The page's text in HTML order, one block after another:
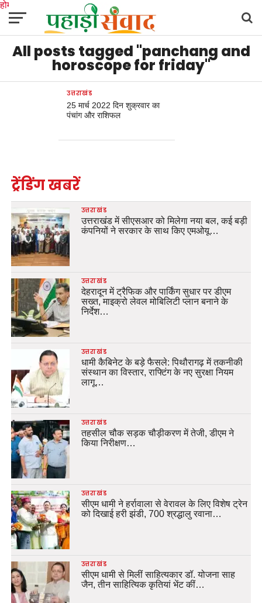
होम
उत्तराखंडअल्मोड़ाउत्तरकाशीउधम सिंह नगरचंपावतचमोलीटिहरी गढ़वाल
देहरादूननैनीतालपिथौरागढ़पौड़ी गढ़वालबागेश्वररुद्रप्रयागहरिद्वार देशदुनिया
मनोरंजन
All posts tagged "panchang and
horoscope for friday"
उत्तराखंड
25 मार्च 2022 दिन शुक्रवार का
पंचांग और राशिफल
ट्रेंडिंग खबरें
उत्तराखंड
उत्तराखंड में सीएसआर को मिलेगा नया बल, कई बड़ी
कंपनियों ने सरकार के साथ किए एमओयू…
उत्तराखंड
देहरादून में ट्रैफिक और पार्किंग सुधार पर डीएम
सख्त, माइक्रो लेवल मोबिलिटी प्लान बनाने के
निर्देश…
उत्तराखंड
धामी कैबिनेट के बड़े फैसले: पिथौरागढ़ में तकनीकी
संस्थान का विस्तार, राफ्टिंग के नए सुरक्षा नियम
लागू…
उत्तराखंड
तहसील चौक सड़क चौड़ीकरण में तेजी, डीएम ने
किया निरीक्षण…
उत्तराखंड
सीएम धामी ने हर्रावाला से वेरावल के लिए विशेष ट्रेन
को दिखाई हरी झंडी, 700 श्रद्धालु रवाना…
उत्तराखंड
सीएम धामी से मिलीं साहित्यकार डॉ. योजना साह
जैन, तीन साहित्यिक कृतियां भेंट कीं…